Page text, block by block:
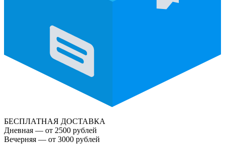
БЕСПЛАТНАЯ ДОСТАВКА
Дневная — от 2500 рублей
Вечерняя — от 3000 рублей